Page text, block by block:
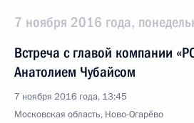
7 ноября 2016 года,
Встреча с главой компании
Анатолием Чубайсом
7 ноября 2016 года, 13:45
Московская область, Ново-Огарёво